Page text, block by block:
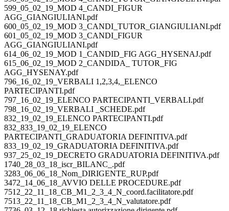
599_05_02_19_MOD 4_CANDI_FIGUR
AGG_GIANGIULIANI.pdf
600_05_02_19_MOD 3_CANDI_TUTOR_GIANGIULIANI.pdf
601_05_02_19_MOD 3_CANDI_FIGUR
AGG_GIANGIULIANI.pdf
614_06_02_19_MOD 1_CANDID_FIG AGG_HYSENAJ.pdf
615_06_02_19_MOD 2_CANDIDA_ TUTOR_FIG
AGG_HYSENAY.pdf
796_16_02_19_VERBALI 1,2,3,4,_ELENCO
PARTECIPANTI.pdf
797_16_02_19_ELENCO PARTECIPANTI_VERBALI.pdf
798_16_02_19_VERBALI _SCHEDE.pdf
832_19_02_19_ELENCO PARTECIPANTI.pdf
832_833_19_02_19_ELENCO
PARTECIPANTI_GRADUATORIA DEFINITIVA.pdf
833_19_02_19_GRADUATORIA DEFINITIVA.pdf
937_25_02_19_DECRETO GRADUATORIA DEFINITIVA.pdf
1740_28_03_18_iscr_BILANC_.pdf
3283_06_06_18_Nom_DIRIGENTE_RUP.pdf
3472_14_06_18_AVVIO DELLE PROCEDURE.pdf
7512_22_11_18_CB_M1_2_3_4_N_coord.facilitatore.pdf
7513_22_11_18_CB_M1_2_3_4_N_valutatore.pdf